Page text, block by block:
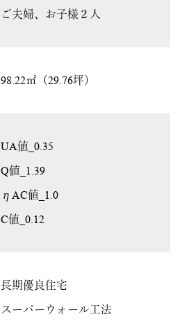
ご夫婦、お子様２人
98.22㎡（29.76坪）
UA値_0.35
Q値_1.39
ηAC値_1.0
C値_0.12
長期優良住宅
スーパーウォール工法